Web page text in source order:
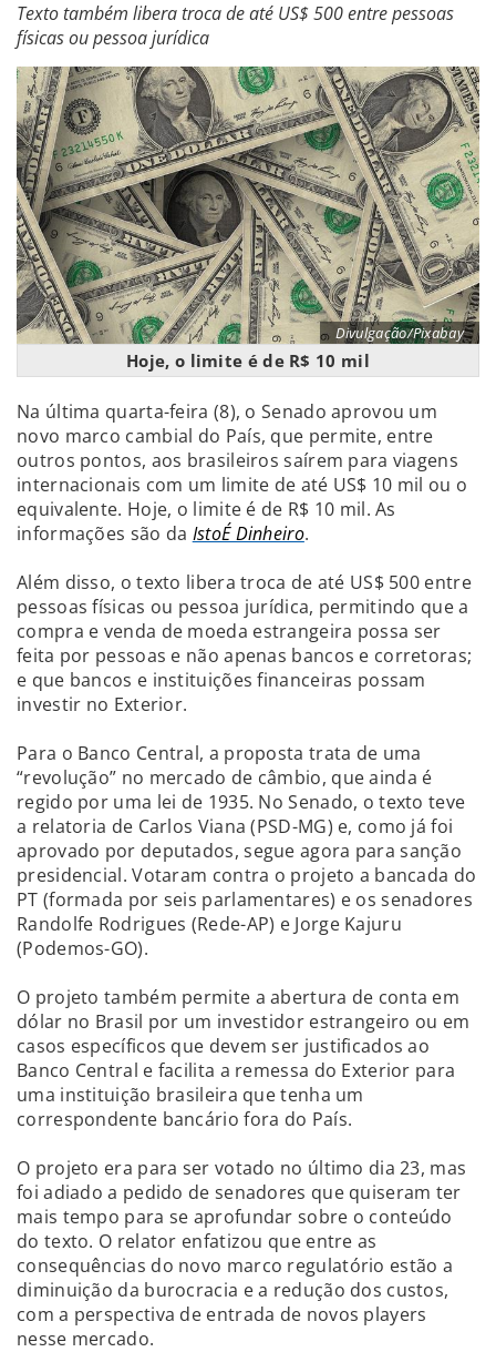
Texto também libera troca de até US$ 500 entre pessoas
físicas ou pessoa jurídica
Divulgação/Pixabay
Hoje, o limite é de R$ 10 mil
Na última quarta-feira (8), o Senado aprovou um
novo marco cambial do País, que permite, entre
outros pontos, aos brasileiros saírem para viagens
internacionais com um limite de até US$ 10 mil ou o
equivalente. Hoje, o limite é de R$ 10 mil. As
informações são da IstoÉ Dinheiro.
Além disso, o texto libera troca de até US$ 500 entre
pessoas físicas ou pessoa jurídica, permitindo que a
compra e venda de moeda estrangeira possa ser
feita por pessoas e não apenas bancos e corretoras;
e que bancos e instituições financeiras possam
investir no Exterior.
Para o Banco Central, a proposta trata de uma
“revolução” no mercado de câmbio, que ainda é
regido por uma lei de 1935. No Senado, o texto teve
a relatoria de Carlos Viana (PSD-MG) e, como já foi
aprovado por deputados, segue agora para sanção
presidencial. Votaram contra o projeto a bancada do
PT (formada por seis parlamentares) e os senadores
Randolfe Rodrigues (Rede-AP) e Jorge Kajuru
(Podemos-GO).
O projeto também permite a abertura de conta em
dólar no Brasil por um investidor estrangeiro ou em
casos específicos que devem ser justificados ao
Banco Central e facilita a remessa do Exterior para
uma instituição brasileira que tenha um
correspondente bancário fora do País.
O projeto era para ser votado no último dia 23, mas
foi adiado a pedido de senadores que quiseram ter
mais tempo para se aprofundar sobre o conteúdo
do texto. O relator enfatizou que entre as
consequências do novo marco regulatório estão a
diminuição da burocracia e a redução dos custos,
com a perspectiva de entrada de novos players
nesse mercado.